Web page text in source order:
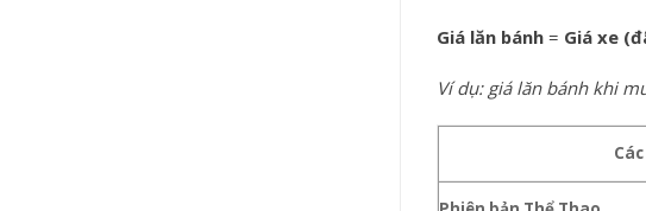
Giá lăn bánh = Giá xe
Ví dụ: giá lăn bánh khi